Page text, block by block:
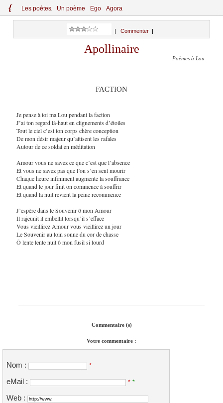
{ Les poètes Un poème Ego Agora
Commenter
Apollinaire
Poèmes à Lou
FACTION
Je pense à toi ma Lou pendant la faction
J’ai ton regard là-haut en clignements d’étoiles
Tout le ciel c’est ton corps chère conception
De mon désir majeur qu’attisent les rafales
Autour de ce soldat en méditation
Amour vous ne savez ce que c’est que l’absence
Et vous ne savez pas que l’on s’en sent mourir
Chaque heure infiniment augmente la souffrance
Et quand le jour finit on commence à souffrir
Et quand la nuit revient la peine recommence
J’espère dans le Souvenir ô mon Amour
Il rajeunit il embellit lorsqu’il s’efface
Vous vieillirez Amour vous vieillirez un jour
Le Souvenir au loin sonne du cor de chasse
Ô lente lente nuit ô mon fusil si lourd
Commentaire (s)
Votre commentaire :
Nom : *
eMail : * *
Web :